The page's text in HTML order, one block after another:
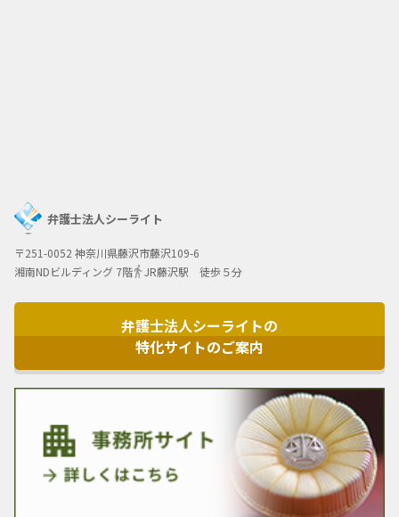
弁護士法人シーライト
〒251-0052 神奈川県藤沢市藤沢109-6
湘南NDビルディング 7階
JR藤沢駅 徒歩５分
弁護士法人シーライトの
特化サイトのご案内